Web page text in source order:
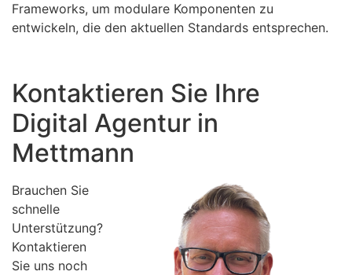
Frameworks, um modulare Komponenten zu
entwickeln, die den aktuellen Standards entsprechen.
Kontaktieren Sie Ihre
Digital Agentur in
Mettmann
Brauchen Sie
schnelle
Unterstützung?
Kontaktieren
Sie uns noch